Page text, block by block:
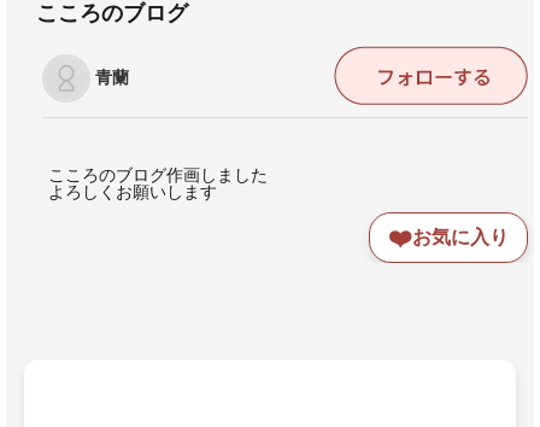
こころのブログ
青蘭
こころのブログ作画しました
よろしくお願いします
❤️お気に入り